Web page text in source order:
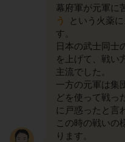
幕府軍が元軍に
う
という火薬
す。
日本の武士同士
を上げて、戦い
主流でした。
一方の元軍は集
どを使って戦っ
に戸惑ったと言
この時の戦いの
ります。